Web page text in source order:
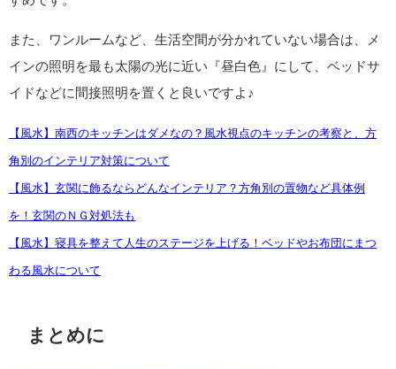
また、ワンルームなど、生活空間が分かれていない場合は、メ
インの照明を最も太陽の光に近い『昼白色』にして、ベッドサ
イドなどに間接照明を置くと良いですよ♪
【風水】南西のキッチンはダメなの？風水視点のキッチンの考察と、方
角別のインテリア対策について
【風水】玄関に飾るならどんなインテリア？方角別の置物など具体例
を！玄関のＮＧ対処法も
【風水】寝具を整えて人生のステージを上げる！ベッドやお布団にまつ
わる風水について
まとめに